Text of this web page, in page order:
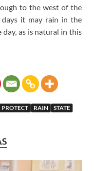
to the west of the
it may rain in the
as is natural in this
PROTECT RAIN STATE